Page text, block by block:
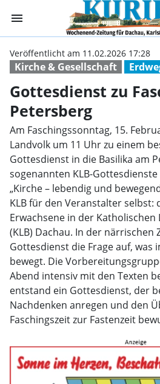
menu
Kirche & Gesellschaft
Veröffentlicht am 11.02.2026 17:28
Gottesdienst zu
Petersberg
Am Faschingssonntag, 15.
Landvolk um 11 Uhr zu einem
Gottesdienst in die Basilika am
sogenannten KLB-
„Kirche – lebendig und
KLB für den Veranstalter selbst:
Erwachsene in der Katholischen
(KLB) Dachau. In der närrischen
Gottesdienst die Frage auf, was
bewegt. Die
Abend intensiv mit den Texten
entstand ein Gottesdienst, der
Nachdenken anregen und den
Faschingszeit zur Fastenzeit